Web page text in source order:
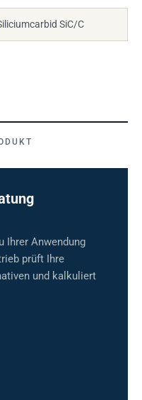
SiC/C
Ihrer Anwendung
prüft Ihre
und kalkuliert